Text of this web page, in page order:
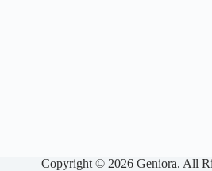
Copyright © 2026 Geniora. All